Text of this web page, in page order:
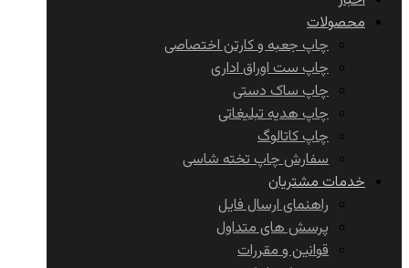
محصولات
چاپ جعبه و کارتن اختصاصی
چاپ ست اوراق اداری
چاپ ساک دستی
چاپ هدیه تبلیغاتی
چاپ کاتالوگ
سفارش چاپ تخته شاسی
خدمات مشتریان
راهنمای ارسال فایل
پرسش های متداول
قوانین و مقررات